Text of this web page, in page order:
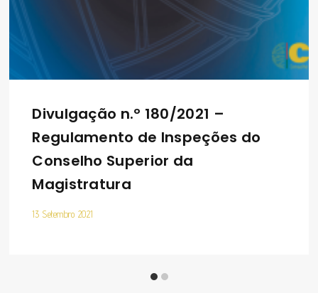
Divulgação n.º 180/2021 –
Regulamento de Inspeções do
Conselho Superior da
Magistratura
13 Setembro 2021